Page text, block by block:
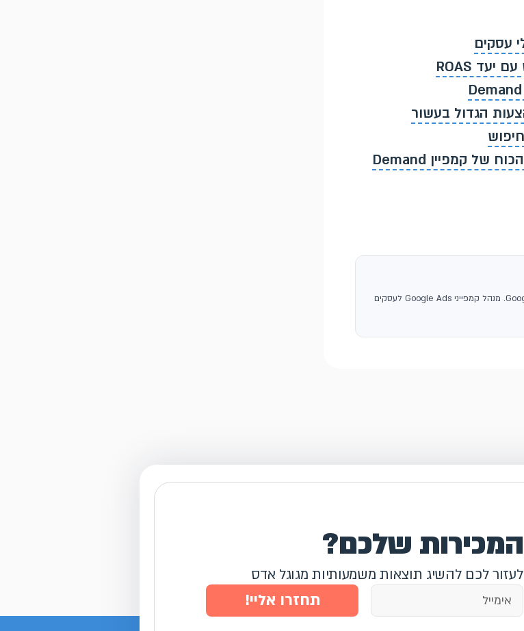
פי 4 לידים בחצי מהעלות: מקרה בוחן על הכוח של קמפיין Demand
, סוכנות פרסום בגוגל ושותפה רשמית של Google (Google Partner). מנהל קמפייני Google Ads לעסקים
שלכם?
לעזור לכם להשיג תוצאות משמעותיות מגוגל אדס
תחזרו אליי!